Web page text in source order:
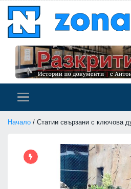
Начало / Статии свързани с ключова